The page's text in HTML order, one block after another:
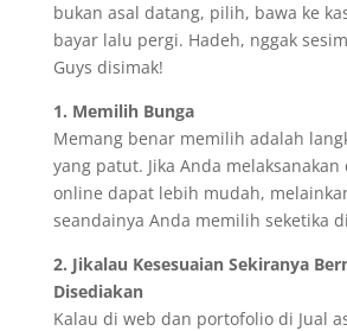
bukan asal datang, pilih, bawa ke
bayar lalu pergi. Hadeh, nggak
Guys disimak!
1. Memilih Bunga
Memang benar memilih adalah
yang patut. Jika Anda
online dapat lebih mudah,
seandainya Anda memilih seketika
2. Jikalau Kesesuaian Sekiranya
Disediakan
Kalau di web dan portofolio di Jual